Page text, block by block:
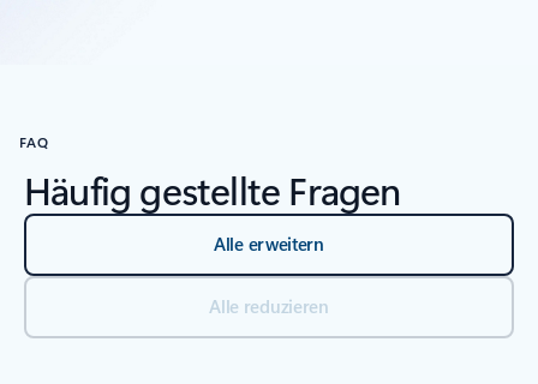
FAQ
Häufig gestellte Fragen
Alle erweitern
Alle reduzieren